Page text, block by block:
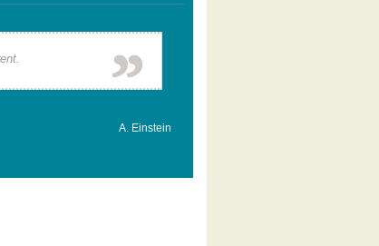
A. Einstein